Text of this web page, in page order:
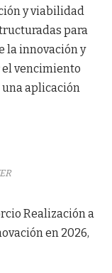
y viabilidad
para
la innovación y
el vencimiento
una aplicación
Realización a
en 2026,